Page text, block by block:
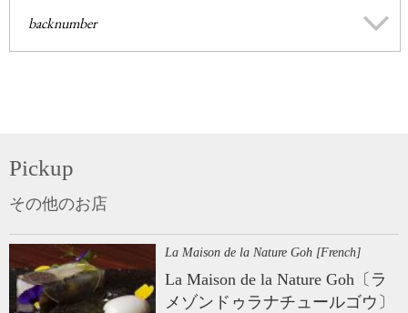
backnumber
Pickup
その他のお店
La Maison de la Nature Goh [French]
La Maison de la Nature Goh〔ラ
メゾンドゥラナチュールゴウ〕